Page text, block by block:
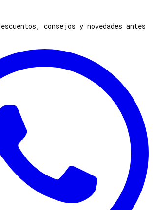
consejos y novedades antes